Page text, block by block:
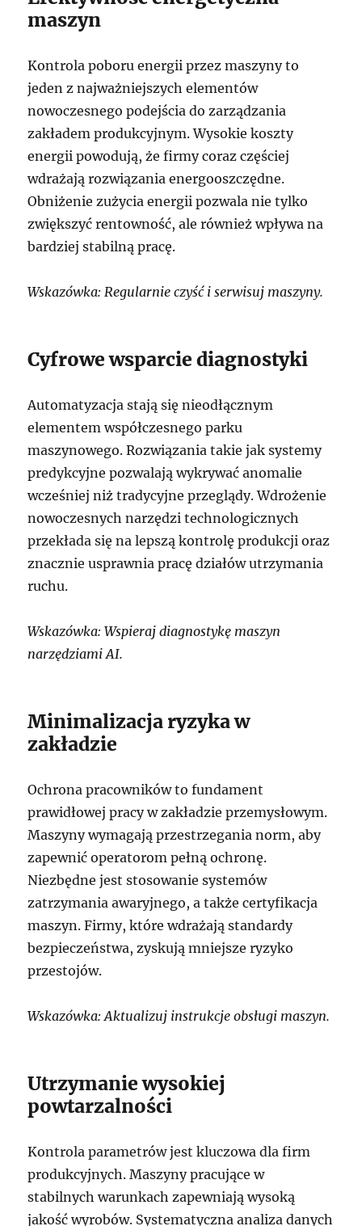
maszyn
Kontrola poboru energii przez maszyny to
jeden z najważniejszych elementów
nowoczesnego podejścia do zarządzania
zakładem produkcyjnym. Wysokie koszty
energii powodują, że firmy coraz częściej
wdrażają rozwiązania energooszczędne.
Obniżenie zużycia energii pozwala nie tylko
zwiększyć rentowność, ale również wpływa na
bardziej stabilną pracę.
Wskazówka: Regularnie czyść i serwisuj maszyny.
Cyfrowe wsparcie diagnostyki
Automatyzacja stają się nieodłącznym
elementem współczesnego parku
maszynowego. Rozwiązania takie jak systemy
predykcyjne pozwalają wykrywać anomalie
wcześniej niż tradycyjne przeglądy. Wdrożenie
nowoczesnych narzędzi technologicznych
przekłada się na lepszą kontrolę produkcji oraz
znacznie usprawnia pracę działów utrzymania
ruchu.
Wskazówka: Wspieraj diagnostykę maszyn
narzędziami AI.
Minimalizacja ryzyka w
zakładzie
Ochrona pracowników to fundament
prawidłowej pracy w zakładzie przemysłowym.
Maszyny wymagają przestrzegania norm, aby
zapewnić operatorom pełną ochronę.
Niezbędne jest stosowanie systemów
zatrzymania awaryjnego, a także certyfikacja
maszyn. Firmy, które wdrażają standardy
bezpieczeństwa, zyskują mniejsze ryzyko
przestojów.
Wskazówka: Aktualizuj instrukcje obsługi maszyn.
Utrzymanie wysokiej
powtarzalności
Kontrola parametrów jest kluczowa dla firm
produkcyjnych. Maszyny pracujące w
stabilnych warunkach zapewniają wysoką
jakość wyrobów. Systematyczna analiza danych